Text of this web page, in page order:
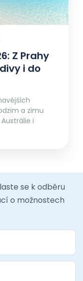
Z Prahy
i do
a zimu
i
se k odběru
o možnostech